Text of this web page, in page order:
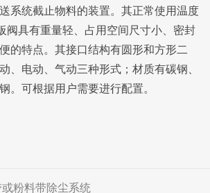
系统截止物料的装置。其正常使用温度
阀具有重量轻、占用空间尺寸小、密封
的特点。其接口结构有圆形和方形二
、电动、气动三种形式；材质有碳钢、
。可根据用户需要进行配置。
粉料带除尘系统